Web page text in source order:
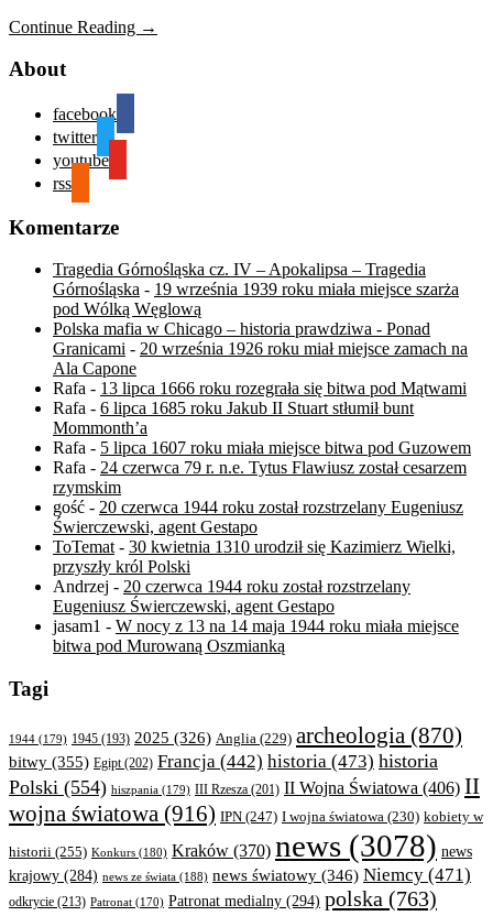
Continue Reading →
About
facebook
twitter
youtube
rss
Komentarze
Tragedia Górnośląska cz. IV – Apokalipsa – Tragedia
Górnośląska - 19 września 1939 roku miała miejsce szarża
pod Wólką Węglową
Polska mafia w Chicago – historia prawdziwa - Ponad
Granicami - 20 września 1926 roku miał miejsce zamach na
Ala Capone
Rafa - 13 lipca 1666 roku rozegrała się bitwa pod Mątwami
Rafa - 6 lipca 1685 roku Jakub II Stuart stłumił bunt
Mommonth’a
Rafa - 5 lipca 1607 roku miała miejsce bitwa pod Guzowem
Rafa - 24 czerwca 79 r. n.e. Tytus Flawiusz został cesarzem
rzymskim
gość - 20 czerwca 1944 roku został rozstrzelany Eugeniusz
Świerczewski, agent Gestapo
ToTemat- 30 kwietnia 1310 urodził się Kazimierz Wielki,
przyszły król Polski
Andrzej - 20 czerwca 1944 roku został rozstrzelany
Eugeniusz Świerczewski, agent Gestapo
jasam1 - W nocy z 13 na 14 maja 1944 roku miała miejsce
bitwa pod Murowaną Oszmianką
Tagi
1944 (179) 1945 (193) 2025 (326) Anglia (229) archeologia (870)
bitwy (355) Egipt(202) Francja (442) historia (473) historia
Polski (554) hiszpania (179) III Rzesza (201) II Wojna Światowa (406) II
wojna światowa (916) IPN (247) I wojna światowa (230) kobiety w
historii (255) Konkurs (180) Kraków (370) news (3078) news
krajowy (284) news ze świata (188) news światowy (346) Niemcy (471)
odkrycie (213) Patronat (170) Patronat medialny (294) polska (763)